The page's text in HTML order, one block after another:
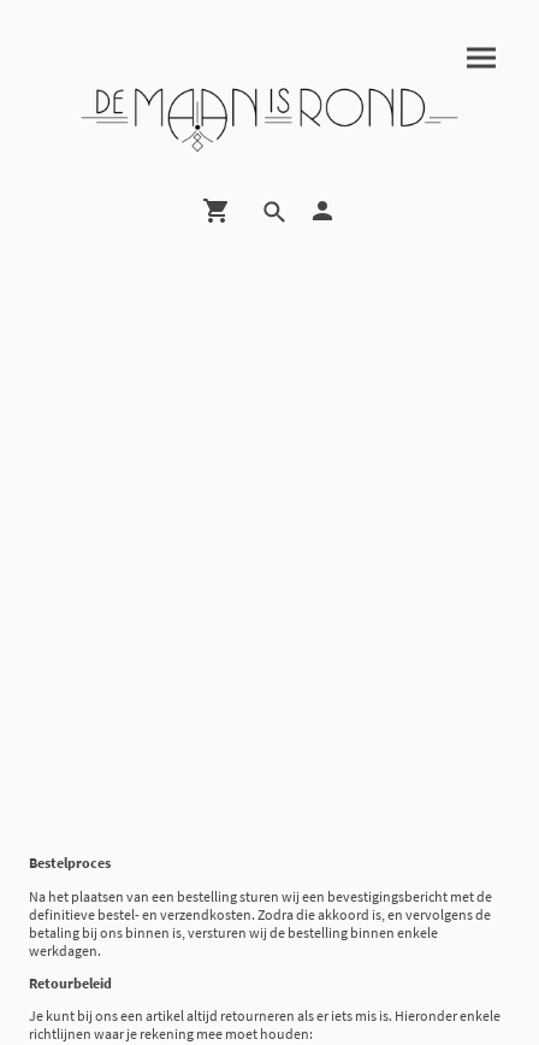
Bestelproces
Na het plaatsen van een bestelling sturen wij een bevestigingsbericht met de
definitieve bestel- en verzendkosten. Zodra die akkoord is, en vervolgens de
betaling bij ons binnen is, versturen wij de bestelling binnen enkele
werkdagen.
Retourbeleid
Je kunt bij ons een artikel altijd retourneren als er iets mis is. Hieronder enkele
richtlijnen waar je rekening mee moet houden: